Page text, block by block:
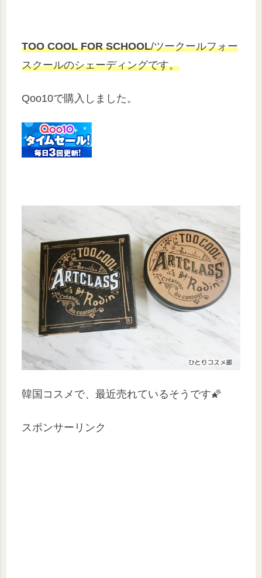
TOO COOL FOR SCHOOL/ツークールフォー
スクールのシェーディングです。
Qoo10で購入しました。
韓国コスメで、最近売れているそうです🌠
スポンサーリンク